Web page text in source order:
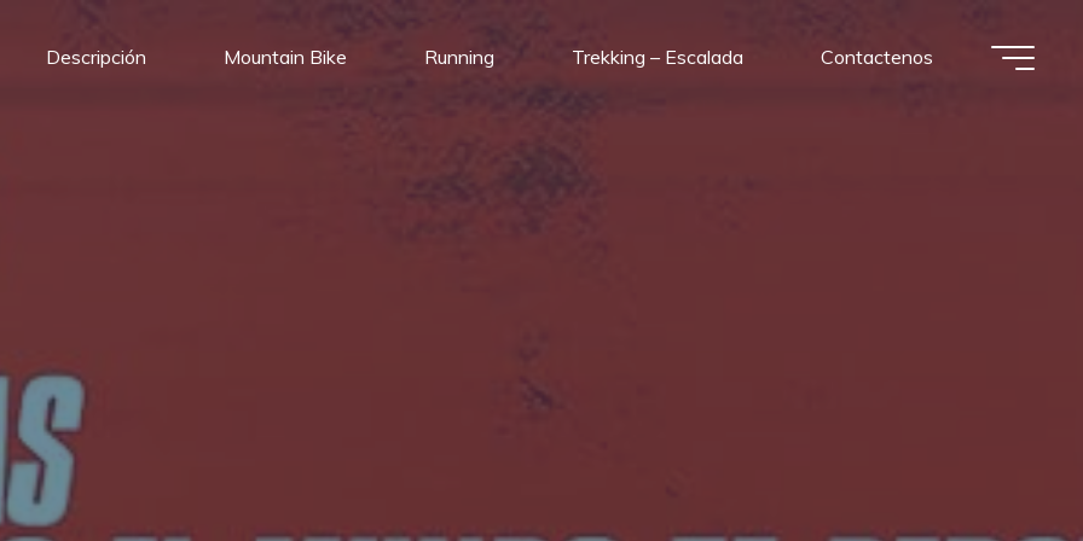
Descripción Mountain Bike Running Trekking – Escalada Contactenos